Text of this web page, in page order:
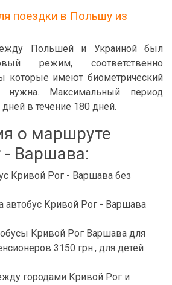
поездки в Польшу из
Польшей и Украиной был
режим, соответственно
которые имеют биометрический
нужна. Максимальный период
в течение 180 дней.
о маршруте
- Варшава:
Кривой Рог - Варшава без
автобус Кривой Рог - Варшава
Кривой Рог Варшава для
3150 грн., для детей
городами Кривой Рог и